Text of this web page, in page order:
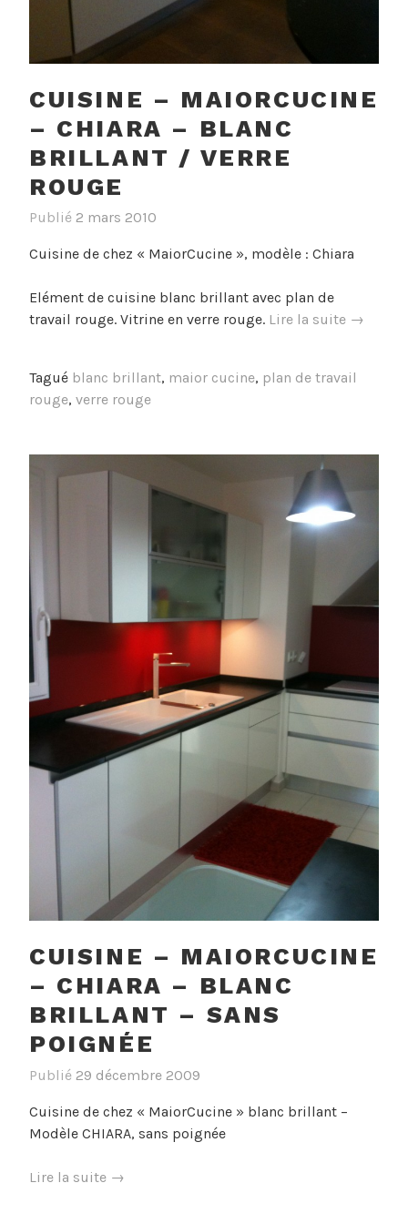
CUISINE – MAIORCUCINE
– CHIARA – BLANC
BRILLANT / VERRE
ROUGE
Publié 2 mars 2010
Cuisine de chez « MaiorCucine », modèle : Chiara
Elément de cuisine blanc brillant avec plan de
travail rouge. Vitrine en verre rouge. Lire la suite «
–
/
verre
→
Tagué blanc brillant, maior cucine, plan de travail
rouge, verre rouge
CUISINE – MAIORCUCINE
– CHIARA – BLANC
BRILLANT – SANS
POIGNÉE
Publié 29 décembre 2009
Cuisine de chez « MaiorCucine » blanc brillant –
Modèle CHIARA, sans poignée
Lire la suite « Cuisine
→